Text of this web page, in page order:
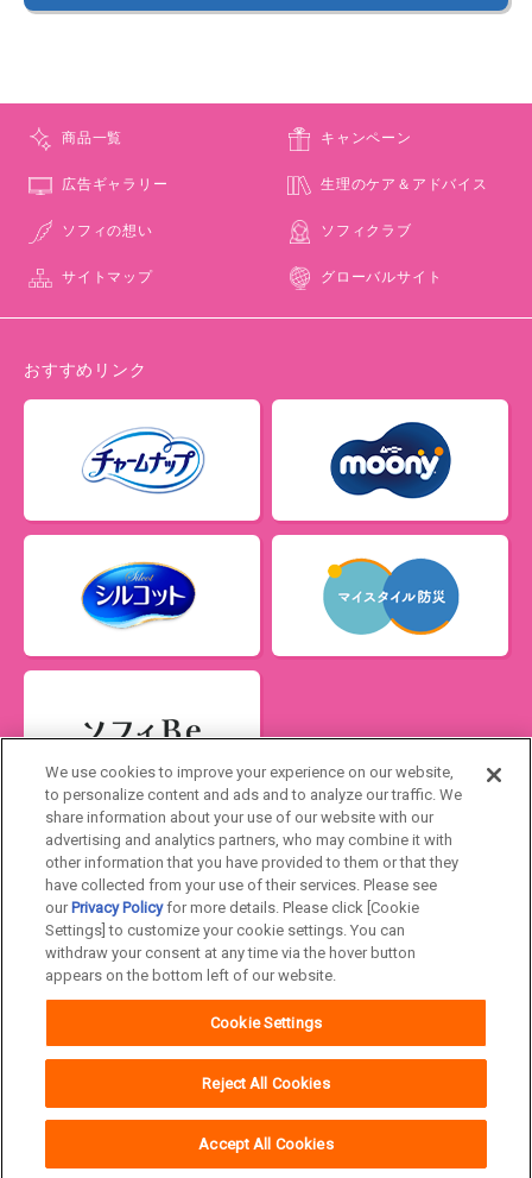
商品一覧 キャンペーン
広告ギャラリー 生理のケア＆アドバイス
ソフィの想い ソフィクラブ
サイトマップ グローバルサイト
おすすめリンク
Japan
ユニ・チャームHOME お問い合わせ
ウェブサイト利用規約
公式アカウント コミュニティガイドライ
We use cookies to improve your experience on our website,
to personalize content and ads and to analyze our traffic. We
share information about your use of our website with our
advertising and analytics partners, who may combine it with
other information that you have provided to them or that they
have collected from your use of their services. Please see
our Privacy Policyfor more details. Please click [Cookie
Settings] to customize your cookie settings. You can
withdraw your consent at any time via the hover button
appears on the bottom left of our website.
Cookie Settings
Reject All Cookies
Accept All Cookies